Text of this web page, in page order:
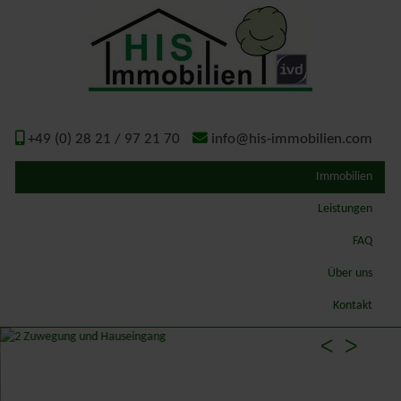
+49 (0) 28 21 / 97 21 70 info@his-immobilien.com
Immobilien
Leistungen
Gutachterausschuss Kreis Kleve
FAQ
Über uns
Kontakt
ᐸ ᐳ